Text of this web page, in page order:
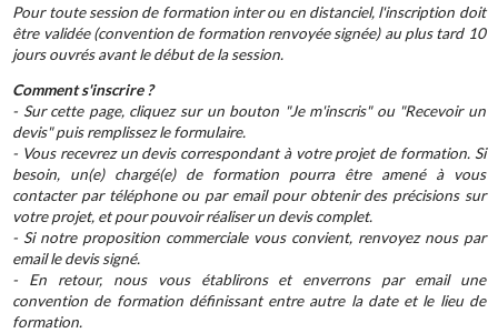
Pour toute session de formation inter ou en distanciel, l'inscription doit
être validée (convention de formation renvoyée signée) au plus tard 10
jours ouvrés avant le début de la session.
Comment s'inscrire ?
- Sur cette page, cliquez sur un bouton "Je m'inscris" ou "Recevoir un
devis" puis remplissez le formulaire.
- Vous recevrez un devis correspondant à votre projet de formation. Si
besoin, un(e) chargé(e) de formation pourra être amené à vous
contacter par téléphone ou par email pour obtenir des précisions sur
votre projet, et pour pouvoir réaliser un devis complet.
- Si notre proposition commerciale vous convient, renvoyez nous par
email le devis signé.
- En retour, nous vous établirons et enverrons par email une
convention de formation définissant entre autre la date et le lieu de
formation.